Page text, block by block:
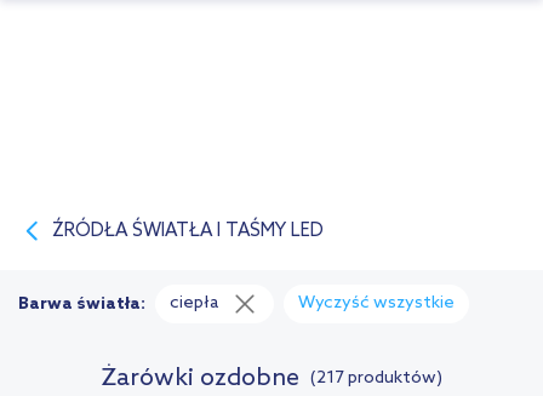
ŹRÓDŁA ŚWIATŁA I TAŚMY LED
Żarówki ozdobne (217 produktów)
Barwa światła: ciepła Wyczyść wszystkie